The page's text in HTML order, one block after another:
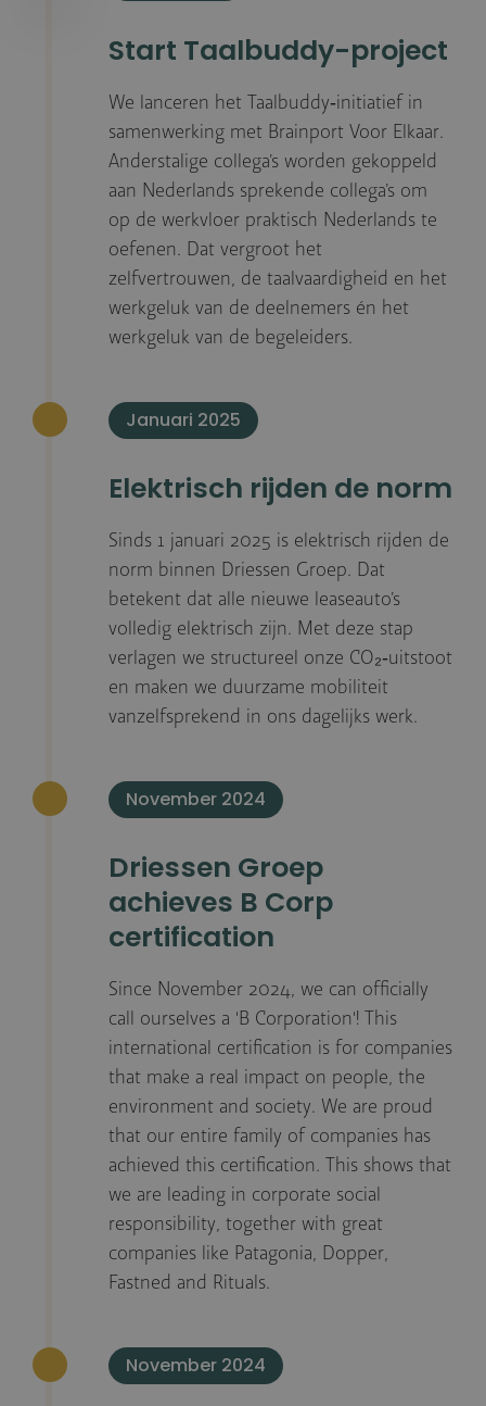
Start Taalbuddy-project
We lanceren het Taalbuddy‑initiatief in
samenwerking met Brainport Voor Elkaar.
Anderstalige collega’s worden gekoppeld
aan Nederlands sprekende collega’s om
op de werkvloer praktisch Nederlands te
oefenen. Dat vergroot het
zelfvertrouwen, de taalvaardigheid en het
werkgeluk van de deelnemers én het
werkgeluk van de begeleiders.
Januari 2025
Elektrisch rijden de norm
Sinds 1 januari 2025 is elektrisch rijden de
norm binnen Driessen Groep. Dat
betekent dat alle nieuwe leaseauto’s
volledig elektrisch zijn. Met deze stap
verlagen we structureel onze CO₂‑uitstoot
en maken we duurzame mobiliteit
vanzelfsprekend in ons dagelijks werk.
November 2024
Driessen Groep
achieves B Corp
certification
Since November 2024, we can officially
call ourselves a 'B Corporation'! This
international certification is for companies
that make a real impact on people, the
environment and society. We are proud
that our entire family of companies has
achieved this certification. This shows that
we are leading in corporate social
responsibility, together with great
companies like Patagonia, Dopper,
Fastned and Rituals.
November 2024